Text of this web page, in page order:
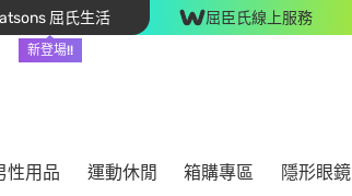
屈氏生活
新登場!!
屈臣氏線上服務
性用品 運動休閒 箱購專區 隱形眼鏡